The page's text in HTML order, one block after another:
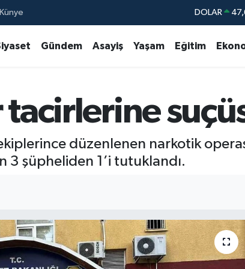
DOLAR
BİST100
BITCOIN
Gündem Asayiş Yaşam Eğitim
düzenlenen narkotik
3 şüpheliden 1’i tutuklandı.